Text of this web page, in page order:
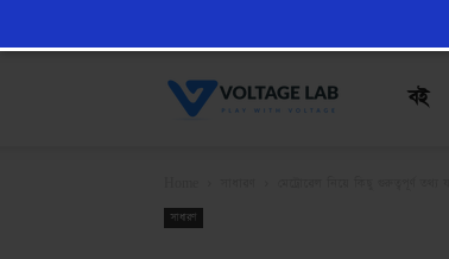
VoltageLab
বই
সাধারণ